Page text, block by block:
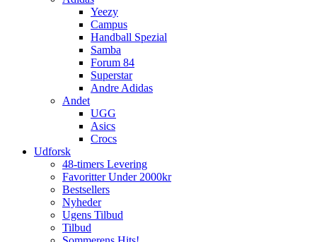
Yeezy
Campus
Handball Spezial
Samba
Forum 84
Superstar
Andre Adidas
Andet
UGG
Asics
Crocs
Udforsk
48-timers Levering
Favoritter Under 2000kr
Bestsellers
Nyheder
Ugens Tilbud
Tilbud